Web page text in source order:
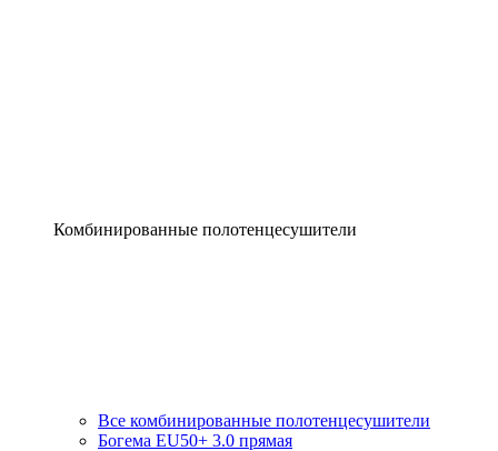
Комбинированные полотенцесушители
Все комбинированные полотенцесушители
Богема EU50+ 3.0 прямая